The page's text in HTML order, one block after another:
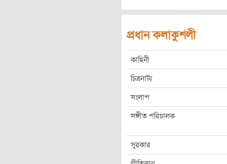
প্রধান কলাকুশলী
কাহিনী
চিত্রনাট্য
সংলাপ
সঙ্গীত পরিচালক
সুরকার